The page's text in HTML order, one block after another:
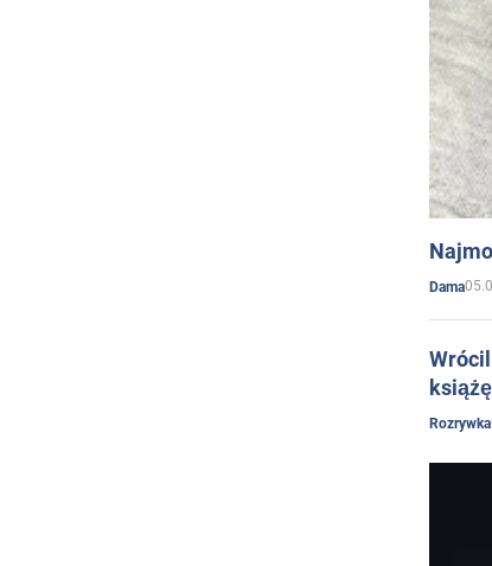
Dama
Rozrywka